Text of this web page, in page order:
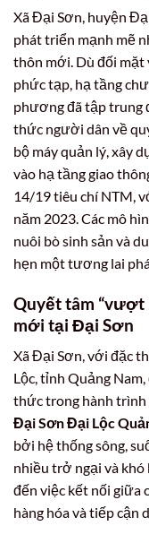
Xã Đại Sơn, huyện
phát triển mạnh mẽ
thôn mới. Dù đối mặt
phức tạp, hạ tầng
phương đã tập trung
thức người dân về
bộ máy quản lý, xây
vào hạ tầng giao
14/19 tiêu chí NTM,
năm 2023. Các mô
nuôi bò sinh sản và
hẹn một tương lai
Quyết tâm “vượt
mới tại Đại Sơn
Xã Đại Sơn, với đặc
Lộc, tỉnh Quảng
thức trong hành trình
Đại Sơn Đại Lộc
bởi hệ thống sông,
nhiều trở ngại và
đến việc kết nối giữa
hàng hóa và tiếp cận